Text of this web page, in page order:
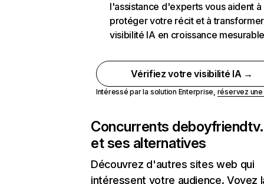
l'assistance d'experts vous aident à
protéger votre récit et à
visibilité IA en croissance
Vérifiez votre visibilité IA →
Intéressé par la solution Enterprise, réservez
Concurrents de
et ses alternatives
Découvrez d'autres sites web qui
intéressent votre audience. Voyez